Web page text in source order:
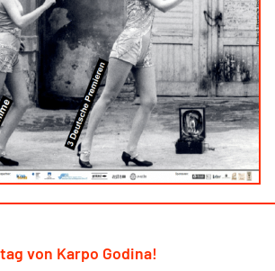
von Karpo Godina!